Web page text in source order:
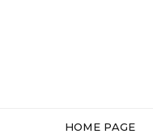
HOME PAGE